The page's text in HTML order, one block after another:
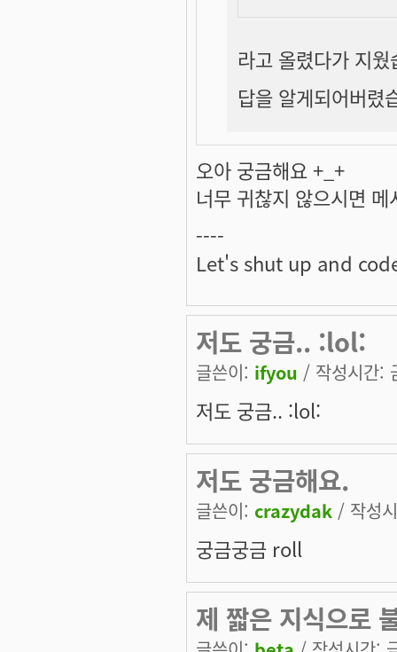
라고 올렸다가 지웠
답을 알게되어버렸
오아 궁금해요 +_+
너무 귀찮지 않으시면
----
Let's shut up and
저도 궁금.. :lol:
글쓴이: ifyou / 작성시간:
저도 궁금.. :lol:
저도 궁금해요.
글쓴이: crazydak / 작성
궁금궁금 roll
제 짧은 지식으로